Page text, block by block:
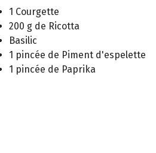
1 Courgette
200 g de Ricotta
Basilic
1 pincée de Piment d'espelette
1 pincée de Paprika